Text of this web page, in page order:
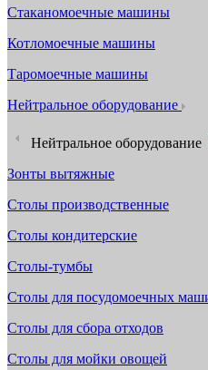
Стаканомоечные машины
Котломоечные машины
Таромоечные машины
Нейтральное оборудование
Нейтральное оборудование
Зонты вытяжные
Столы производственные
Столы кондитерские
Столы-тумбы
Столы для посудомоечных
Столы для сбора отходов
Столы для мойки овощей